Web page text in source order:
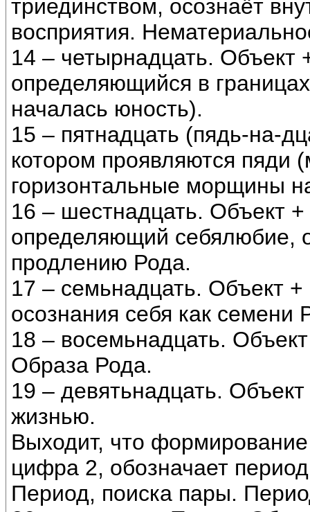
триединством, осознаёт
восприятия.
14 – четырнадцать. Объект
определяющийся в
началась юность).
15 – пятнадцать (пядь-на-
котором проявляются пяди
горизонтальные морщины
16 – шестнадцать. Объект
определяющий себялюбие,
продлению Рода.
17 – семьнадцать. Объект
осознания себя как семени
18 – восемьнадцать.
Образа Рода.
19 – девятьнадцать.
жизнью.
Выходит, что
цифра 2, обозначает
Период, поиска пары.